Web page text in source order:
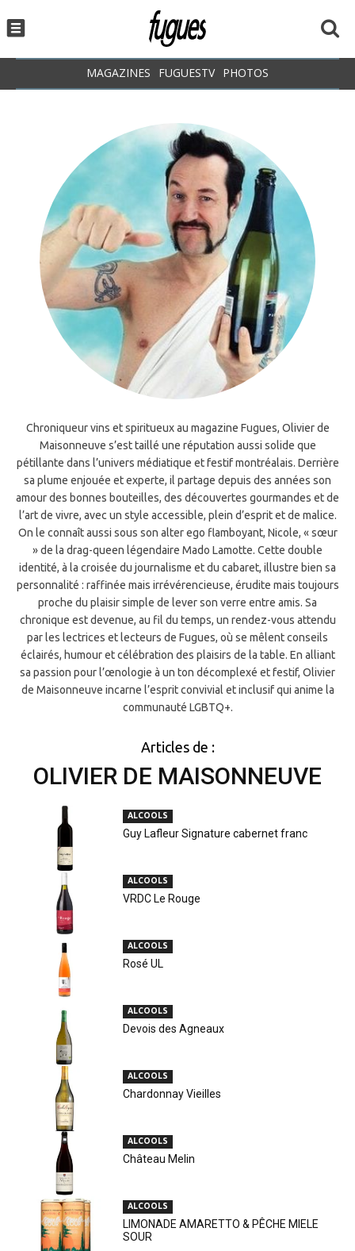
MAGAZINES FUGUESTV PHOTOS
Chroniqueur vins et spiritueux au magazine Fugues, Olivier de
Maisonneuve s’est taillé une réputation aussi solide que
pétillante dans l’univers médiatique et festif montréalais. Derrière
sa plume enjouée et experte, il partage depuis des années son
amour des bonnes bouteilles, des découvertes gourmandes et de
l’art de vivre, avec un style accessible, plein d’esprit et de malice.
On le connaît aussi sous son alter ego flamboyant, Nicole, « sœur
» de la drag-queen légendaire Mado Lamotte. Cette double
identité, à la croisée du journalisme et du cabaret, illustre bien sa
personnalité : raffinée mais irrévérencieuse, érudite mais toujours
proche du plaisir simple de lever son verre entre amis. Sa
chronique est devenue, au fil du temps, un rendez-vous attendu
par les lectrices et lecteurs de Fugues, où se mêlent conseils
éclairés, humour et célébration des plaisirs de la table. En alliant
sa passion pour l’œnologie à un ton décomplexé et festif, Olivier
de Maisonneuve incarne l’esprit convivial et inclusif qui anime la
communauté LGBTQ+.
Articles de :
OLIVIER DE MAISONNEUVE
ALCOOLS
Guy Lafleur Signature cabernet franc
ALCOOLS
VRDC Le Rouge
ALCOOLS
Rosé UL
ALCOOLS
Devois des Agneaux
ALCOOLS
Chardonnay Vieilles
ALCOOLS
Château Melin
ALCOOLS
LIMONADE AMARETTO & PÊCHE MIELE
SOUR